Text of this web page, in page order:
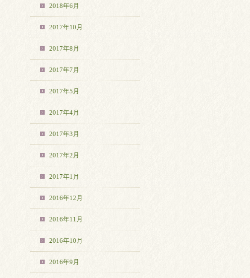
2018年6月
2017年10月
2017年8月
2017年7月
2017年5月
2017年4月
2017年3月
2017年2月
2017年1月
2016年12月
2016年11月
2016年10月
2016年9月